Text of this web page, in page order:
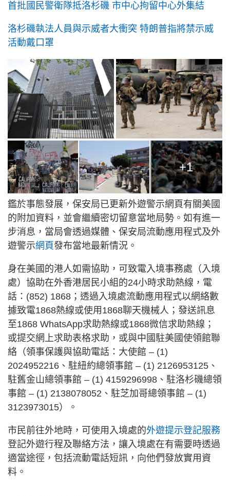
首批國民警衛隊抵洛杉磯 市中心拘留中心外集結
洛杉磯執法人員與示威者大衝突 特朗普指將禁示威
活動戴口罩
+1
鑑於事態發展，保安局已更新外遊警示網頁有關美國
的附加資料，並會繼續密切留意當地局勢。如有進一
步消息，當局會透過媒體、保安局流動應用程式及外
遊警示網頁發布當地最新情況。
身在美國的港人如需協助，可致電入境事務處（入境
處）協助在外香港居民小組的24小時求助熱線，電
話：(852) 1868；透過入境處流動應用程式以網絡數
據致電1868熱線或使用1868聊天機械人；發送訊息
至1868 WhatsApp求助熱線或1868微信求助熱線；
或提交網上求助表格求助，或與中國駐美國使領館聯
絡（領事保護與協助電話：大使館 – (1)
2024952216、駐紐約總領事館 – (1) 2126953125、
駐舊金山總領事館 – (1) 4159296998、駐洛杉磯總領
事館 – (1) 2138078052、駐芝加哥總領事館 – (1)
3123973015）。
市民前往外地時，可使用入境處的外遊提示登記服務
登記外遊行程及聯絡方法，讓入境處在有需要時透過
適當途徑，包括流動電話短訊，向他們發放實用資
料。